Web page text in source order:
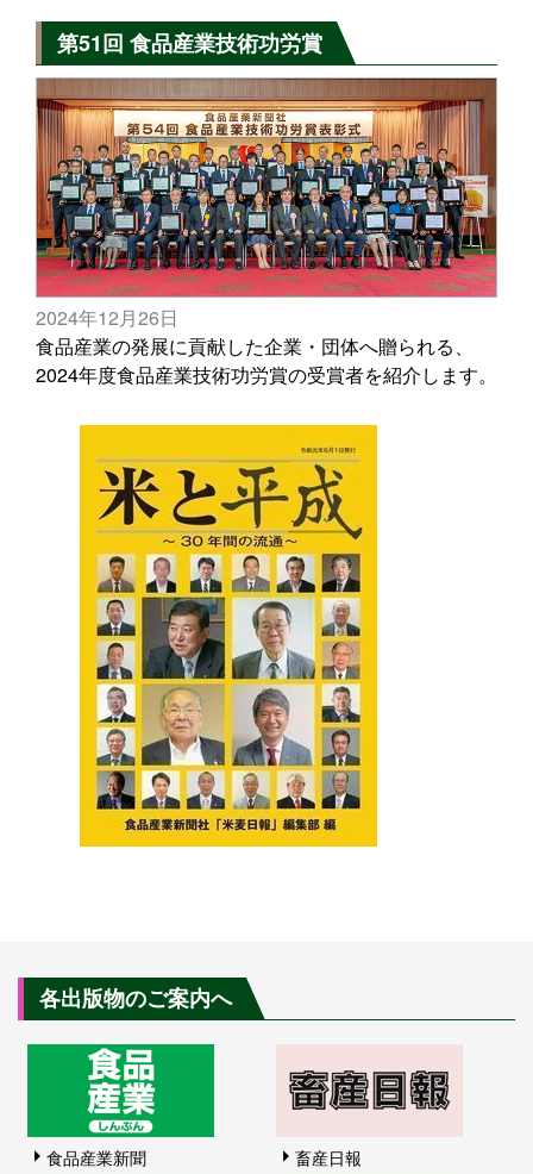
第51回 食品産業技術功労賞
2024年12月26日
食品産業の発展に貢献した企業・団体へ贈られる、
2024年度食品産業技術功労賞の受賞者を紹介します。
各出版物のご案内へ
食品産業新聞 畜産日報